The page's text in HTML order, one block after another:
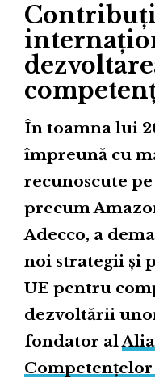
În toamna lui
împreună cu
recunoscute
precum
Adecco, a
noi strategii și
UE pentru
dezvoltării
fondator al
Competențelor